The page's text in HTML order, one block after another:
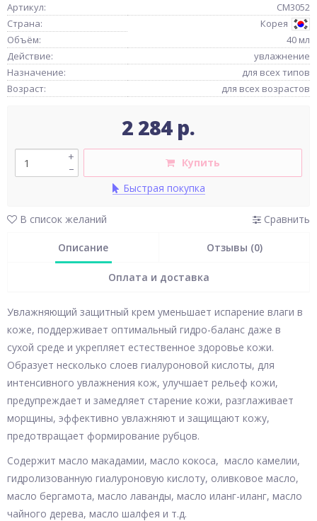
Артикул:
СМ3052
Страна:
Корея
Объём:
40 мл
Действие:
увлажнение
Назначение:
для всех типов
Возраст:
для всех возрастов
2 284 р.
–
+
Купить
Быстрая покупка
В список желаний Сравнить
Описание Отзывы (0)
Оплата и доставка
Увлажняющий защитный крем уменьшает испарение влаги в
коже, поддерживает оптимальный гидро-баланс даже в
сухой среде и укрепляет естественное здоровье кожи.
Образует несколько слоев гиалуроновой кислоты, для
интенсивного увлажнения кож, улучшает рельеф кожи,
предупреждает и замедляет старение кожи, разглаживает
морщины, эффективно увлажняют и защищают кожу,
предотвращает формирование рубцов.
Содержит масло макадамии, масло кокоса, масло камелии,
гидролизованную гиалуроновую кислоту, оливковое масло,
масло бергамота, масло лаванды, масло иланг-иланг, масло
чайного дерева, масло шалфея и т.д.